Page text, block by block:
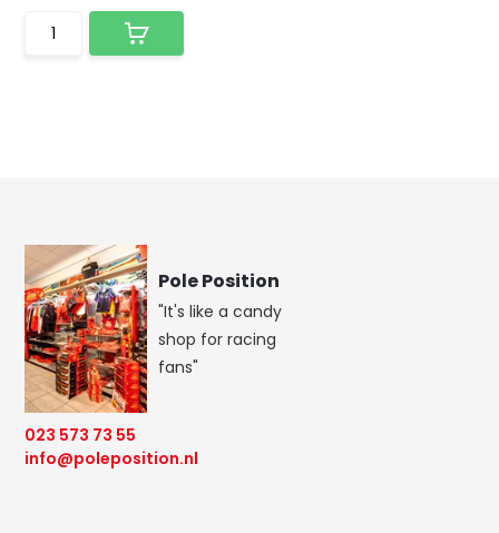
Pole Position
"It's like a candy
shop for racing
fans"
023 573 73 55
info@poleposition.nl